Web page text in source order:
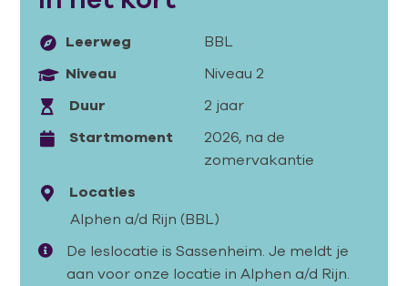
Leerweg
BBL
Niveau
Niveau 2
Duur
2 jaar
Startmoment
2026, na de
zomervakantie
Locaties
Alphen a/d Rijn (BBL)
De leslocatie is Sassenheim. Je meldt je
aan voor onze locatie in Alphen a/d Rijn.